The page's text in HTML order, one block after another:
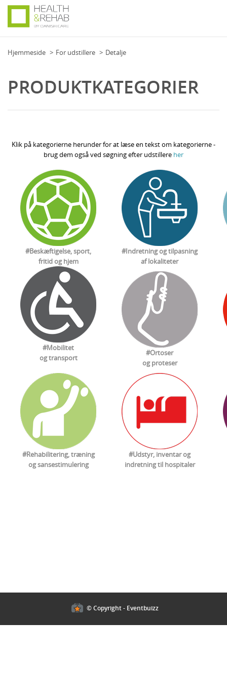
Hjemmeside For udstillere Detalje
PRODUKTKATEGORIER
Klik på kategorierne herunder for at læse en tekst om kategorierne -
brug dem også ved søgning efter udstillere her
#Beskæftigelse, sport,
fritid og hjem
#Indretning og tilpasning
af lokaliteter
#Mobilitet
og transport
#Ortoser
og proteser
#Rehabilitering, træning
og sansestimulering
#Udstyr, inventar og
indretning til hospitaler
© Copyright - Eventbuizz